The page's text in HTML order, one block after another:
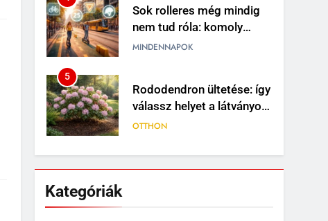
Sok rolleres még mindig
nem tud róla: komoly
változások jöhetnek a
MINDENNAPOK
5
Rododendron ültetése: így
válassz helyet a látványos
virágzáshoz
OTTHON
6
Visszatérő álmok: miért
Kategóriák